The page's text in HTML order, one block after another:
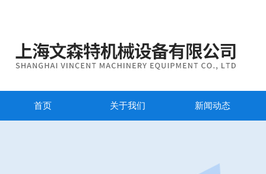
首页 关于我们 新闻动态